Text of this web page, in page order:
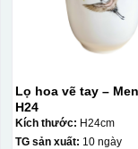
Lọ hoa vẽ tay –
H24
Kích thước: H24cm
TG sản xuất: 10 ngày